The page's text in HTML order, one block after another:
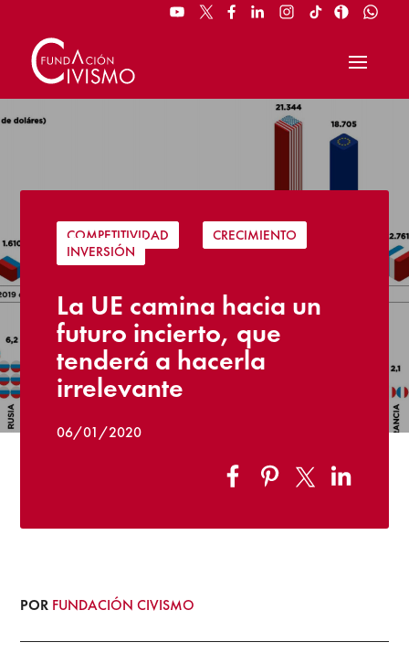
COMPETITIVIDAD CRECIMIENTO
INVERSIÓN
La UE camina hacia un
futuro incierto, que
tenderá a hacerla
irrelevante
06/01/2020
POR FUNDACIÓN CIVISMO